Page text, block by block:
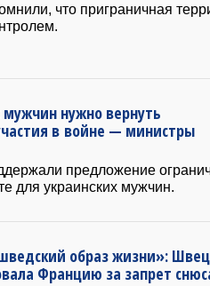
что приграничная
мужчин нужно вернуть
в войне — министры
предложение
для украинских мужчин.
образ жизни»:
Францию за запрет